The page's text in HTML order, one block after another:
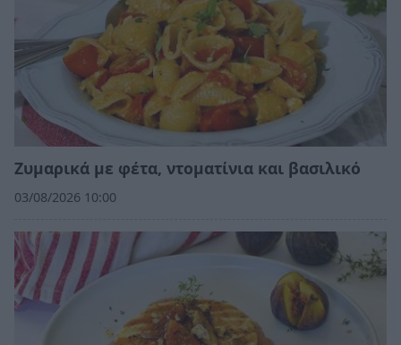
Ζυμαρικά με φέτα, ντοματίνια και βασιλικό
03/08/2026 10:00